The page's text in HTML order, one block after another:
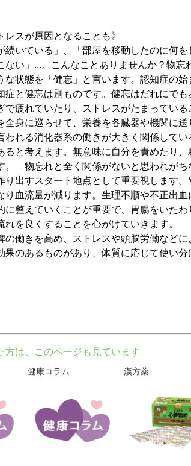
レスが原因となることも》
続いている」、「部屋を移動したのに何
ない」...。こんなことありませんか？物
な状態を「健忘」と言います。認知症の
症と健忘は別ものです。健忘はだれにで
で疲れていたり、ストレスがたまっている
全身に巡らせて、栄養を各臓器や機関に送
われる消化器系の働きが大きく関係して
ると考えます。無意味に自分を責めたり
。 物忘れと全く関係がないと思われがち
り出すスタート地点として重要視します
り血流量が減ります。生理不順や不正出
に整えていくことが重要で、胃腸をいた
れを良くすることを心がけていきます。
の働きを高め、ストレスや頭脳労働など
果のあるものがあり、体質に応じて使い
方は、このページも見ています
健康コラム 漢方薬